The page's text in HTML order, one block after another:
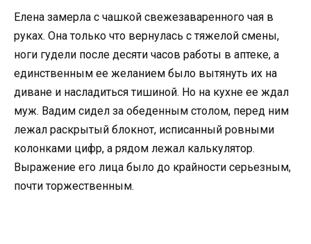
Елена замерла с чашкой свежезаваренного чая в
руках. Она только что вернулась с тяжелой смены,
ноги гудели после десяти часов работы в аптеке, а
единственным ее желанием было вытянуть их на
диване и насладиться тишиной. Но на кухне ее ждал
муж. Вадим сидел за обеденным столом, перед ним
лежал раскрытый блокнот, исписанный ровными
колонками цифр, а рядом лежал калькулятор.
Выражение его лица было до крайности серьезным,
почти торжественным.